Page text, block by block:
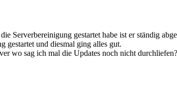
Serverbereinigung gestartet habe ist er ständig
gestartet und diesmal ging alles gut.
wo sag ich mal die Updates noch nicht